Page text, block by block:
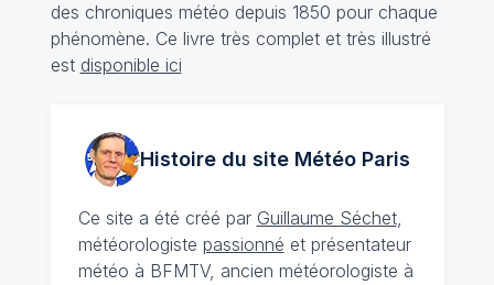
des chroniques météo depuis 1850 pour chaque
phénomène. Ce livre très complet et très illustré
est disponible ici
Histoire du site MétéoParis
Ce site a été créé par Guillaume Séchet,
météorologiste passionné et présentateur
météo à BFMTV, ancien météorologiste à